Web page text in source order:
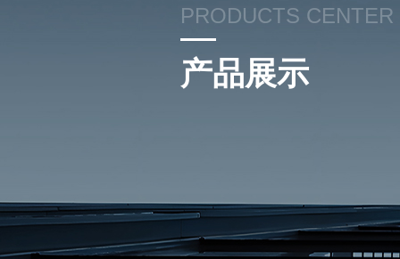
PRODUCTS CENTER
产品展示